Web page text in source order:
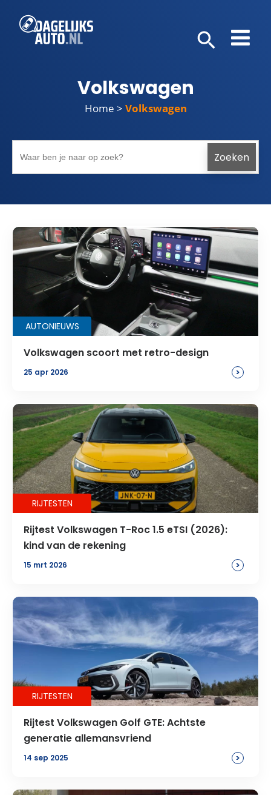
Volkswagen
Home > Volkswagen
AUTONIEUWS
Volkswagen scoort met retro-design
25 apr 2026 >
RIJTESTEN
Rijtest Volkswagen T-Roc 1.5 eTSI (2026):
kind van de rekening
15 mrt 2026 >
RIJTESTEN
Rijtest Volkswagen Golf GTE: Achtste
generatie allemansvriend
14 sep 2025 >